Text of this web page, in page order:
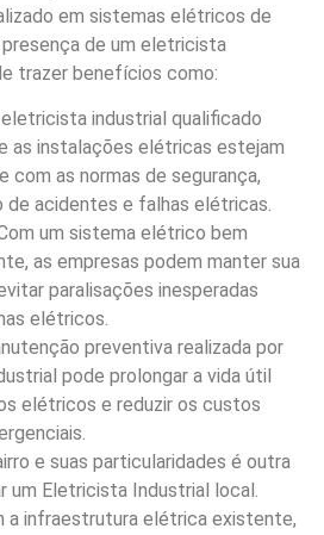
em sistemas elétricos de
de um eletricista
trazer benefícios como:
industrial qualificado
as instalações elétricas estejam
com as normas de segurança,
de acidentes e falhas elétricas.
um sistema elétrico bem
as empresas podem manter sua
paralisações inesperadas
elétricos.
preventiva realizada por
pode prolongar a vida útil
elétricos e reduzir os custos
e suas particularidades é outra
um Eletricista Industrial local.
a infraestrutura elétrica existente,